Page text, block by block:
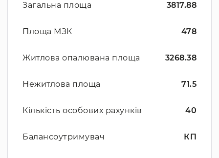
Загальна площа 3817.88
Площа МЗК 478
Житлова опалювана площа 3268.38
Нежитлова площа 71.5
Кількість особових рахунків 40
Балансоутримувач КП